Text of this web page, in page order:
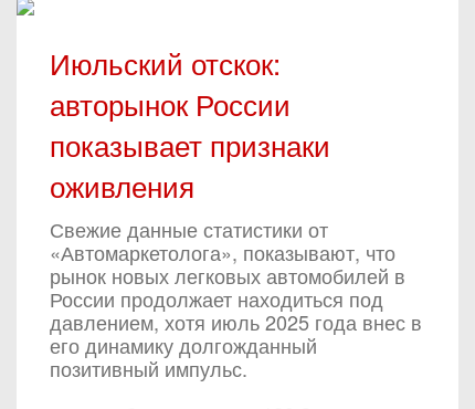
Июльский отскок:
авторынок России
показывает признаки
оживления
Свежие данные статистики от
«Автомаркетолога», показывают, что
рынок новых легковых автомобилей в
России продолжает находиться под
давлением, хотя июль 2025 года внес в
его динамику долгожданный
позитивный импульс.